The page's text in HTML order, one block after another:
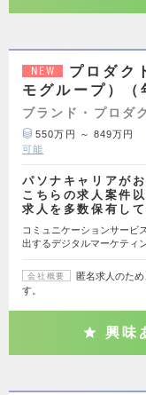
NEW
プロダク
モグループ）
ブランド・プロダ
550万円 ～ 849万円
可能
パソナキャリアが
こちらの求人案件
求人を多数保有し
コミュニケーションサービ
出するデジタルマーケティ
会社概要
匿名求人のた
す。
興味